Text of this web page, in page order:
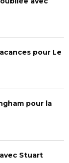
C
H
pour Le
pour la
Stuart